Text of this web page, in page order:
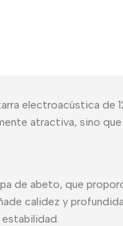
electroacústica
atractiva, sino
de abeto, que
calidez y